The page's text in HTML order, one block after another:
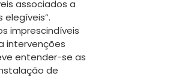
associados a
imprescindíveis
intervenções
entender-se as
de